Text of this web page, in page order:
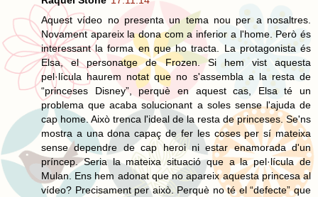
Aquest vídeo no presenta un tema nou per a nosaltres.
Novament apareix la dona com a inferior a l'home. Però és
interessant la forma en que ho tracta. La protagonista és
Elsa, el personatge de Frozen. Si hem vist aquesta
pel·lícula haurem notat que no s'assembla a la resta de
“princeses Disney”, perquè en aquest cas, Elsa té un
problema que acaba solucionant a soles sense l'ajuda de
cap home. Això trenca l'ideal de la resta de princeses. Se'ns
mostra a una dona capaç de fer les coses per sí mateixa
sense dependre de cap heroi ni estar enamorada d'un
príncep. Seria la mateixa situació que a la pel·lícula de
Mulan. Ens hem adonat que no apareix aquesta princesa al
vídeo? Precisament per això. Perquè no té el “defecte” que